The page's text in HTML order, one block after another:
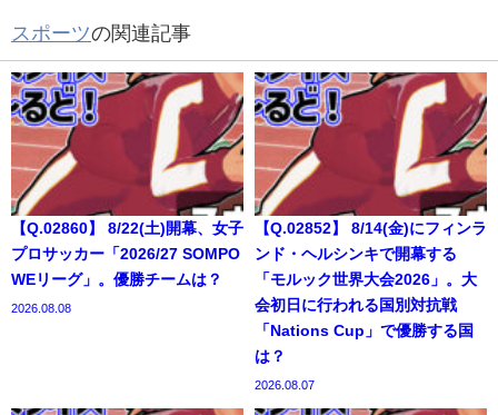
スポーツの関連記事
【Q.02860】 8/22(土)開幕、女子
プロサッカー「2026/27 SOMPO
WEリーグ」。優勝チームは？
2026.08.08
【Q.02852】 8/14(金)にフィンラ
ンド・ヘルシンキで開幕する
「モルック世界大会2026」。大
会初日に行われる国別対抗戦
「Nations Cup」で優勝する国
は？
2026.08.07